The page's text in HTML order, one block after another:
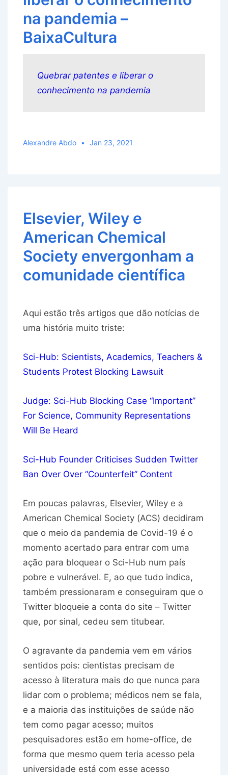
na pandemia –
BaixaCultura
Quebrar patentes e liberar o
conhecimento na pandemia
Alexandre Abdo Jan 23, 2021
Elsevier, Wiley e
American Chemical
Society envergonham a
comunidade científica
Aqui estão três artigos que dão notícias de
uma história muito triste:
Sci-Hub: Scientists, Academics, Teachers &
Students Protest Blocking Lawsuit
Judge: Sci-Hub Blocking Case “Important”
For Science, Community Representations
Will Be Heard
Sci-Hub Founder Criticises Sudden Twitter
Ban Over Over “Counterfeit” Content
Em poucas palavras, Elsevier, Wiley e a
American Chemical Society (ACS) decidiram
que o meio da pandemia de Covid-19 é o
momento acertado para entrar com uma
ação para bloquear o Sci-Hub num país
pobre e vulnerável. E, ao que tudo indica,
também pressionaram e conseguiram que o
Twitter bloqueie a conta do site – Twitter
que, por sinal, cedeu sem titubear.
O agravante da pandemia vem em vários
sentidos pois: cientistas precisam de
acesso à literatura mais do que nunca para
lidar com o problema; médicos nem se fala,
e a maioria das instituições de saúde não
tem como pagar acesso; muitos
pesquisadores estão em home-office, de
forma que mesmo quem teria acesso pela
universidade está com esse acesso